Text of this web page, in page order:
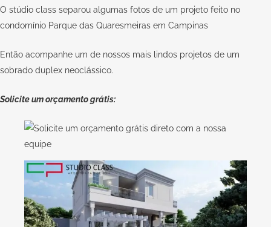
O stúdio class separou algumas fotos de um projeto feito no
condomínio Parque das Quaresmeiras em Campinas
Então acompanhe um de nossos mais lindos projetos de um
sobrado duplex neoclássico.
Solicite um orçamento grátis: